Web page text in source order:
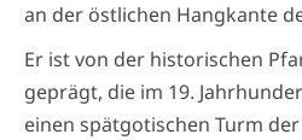
an der östlichen Hangkante
Er ist von der historischen
geprägt, die im 19.
einen spätgotischen Turm